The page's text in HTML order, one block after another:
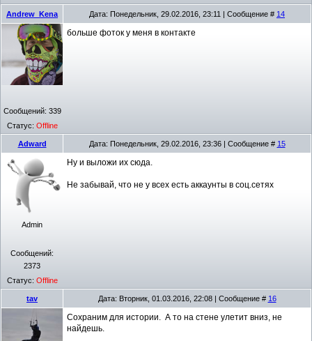
Andrew_Kena Дата: Понедельник, 29.02.2016, 23:11 | Сообщение # 14
Сообщений: 339
Статус: Offline
больше фоток у меня в контакте
Adward Дата: Понедельник, 29.02.2016, 23:36 | Сообщение # 15
Admin
Сообщений:
2373
Статус: Offline
Ну и выложи их сюда.
Не забывай, что не у всех есть аккаунты в соц.сетях
tav Дата: Вторник, 01.03.2016, 22:08 | Сообщение # 16
Сохраним для истории. А то на стене улетит вниз, не
найдешь.